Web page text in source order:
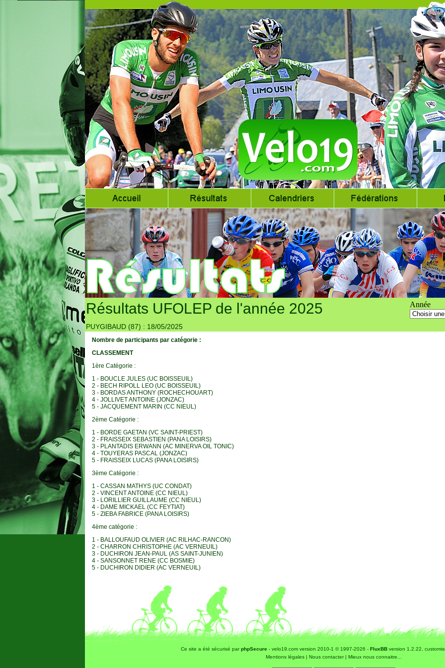
Résultats UFOLEP de l'année 2025 Année
PUYGIBAUD (87) : 18/05/2025
Nombre de participants par catégorie :
CLASSEMENT
1ère Catégorie :
1 - BOUCLE JULES (UC BOISSEUIL)
2 - BECH RIPOLL LEO (UC BOISSEUIL)
3 - BORDAS ANTHONY (ROCHECHOUART)
4 - JOLLIVET ANTOINE (JONZAC)
5 - JACQUEMENT MARIN (CC NIEUL)
2ème Catégorie :
1 - BORDE GAETAN (VC SAINT-PRIEST)
2 - FRAISSEIX SEBASTIEN (PANA LOISIRS)
3 - PLANTADIS ERWANN (AC MINERVA OIL TONIC)
4 - TOUYERAS PASCAL (JONZAC)
5 - FRAISSEIX LUCAS (PANA LOISIRS)
3ème Catégorie :
1 - CASSAN MATHYS (UC CONDAT)
2 - VINCENT ANTOINE (CC NIEUL)
3 - LORILLIER GUILLAUME (CC NIEUL)
4 - DAME MICKAEL (CC FEYTIAT)
5 - ZIEBA FABRICE (PANA LOISIRS)
4ème catégorie :
1 - BALLOUFAUD OLIVIER (AC RILHAC-RANCON)
2 - CHARRON CHRISTOPHE (AC VERNEUIL)
3 - DUCHIRON JEAN-PAUL (AS SAINT-JUNIEN)
4 - SANSONNET RENE (CC BOSMIE)
5 - DUCHIRON DIDIER (AC VERNEUIL)
Ce site a été sécurisé parphpSecure - velo19.com version 2010-1 © 1997-2026 - FluxBB version 1.2.22,
Mentions légales | Nous contacter| Mieux nous connaitre...